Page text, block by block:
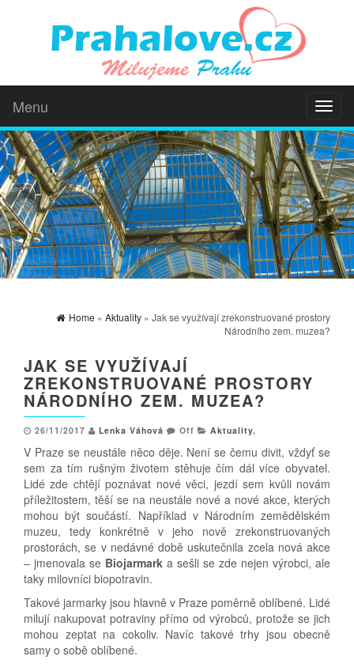
Menu
Home » Aktuality » Jak se využívají zrekonstruované prostory
Národního zem. muzea?
JAK SE VYUŽÍVAJÍ
ZREKONSTRUOVANÉ PROSTORY
NÁRODNÍHO ZEM. MUZEA?
26/11/2017 Lenka Váhová Off Aktuality,
V Praze se neustále něco děje. Není se čemu divit, vždyť se
sem za tím rušným životem stěhuje čím dál více obyvatel.
Lidé zde chtějí poznávat nové věci, jezdí sem kvůli novám
příležitostem, těší se na neustále nové a nové akce, kterých
mohou být součástí. Například v Národním zemědělském
muzeu, tedy konkrétně v jeho nově zrekonstruovaných
prostorách, se v nedávné době uskutečnila zcela nová akce
– jmenovala se Biojarmark a sešli se zde nejen výrobci, ale
taky milovníci biopotravin.
Takové jarmarky jsou hlavně v Praze poměrně oblíbené. Lidé
milují nakupovat potraviny přímo od výrobců, protože se jich
mohou zeptat na cokoliv. Navíc takové trhy jsou obecně
samy o sobě oblíbené.